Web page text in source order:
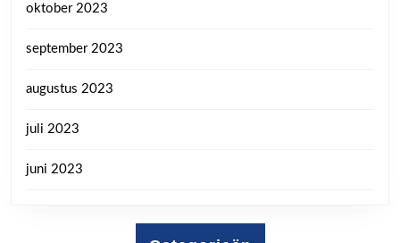
oktober 2023
september 2023
augustus 2023
juli 2023
juni 2023